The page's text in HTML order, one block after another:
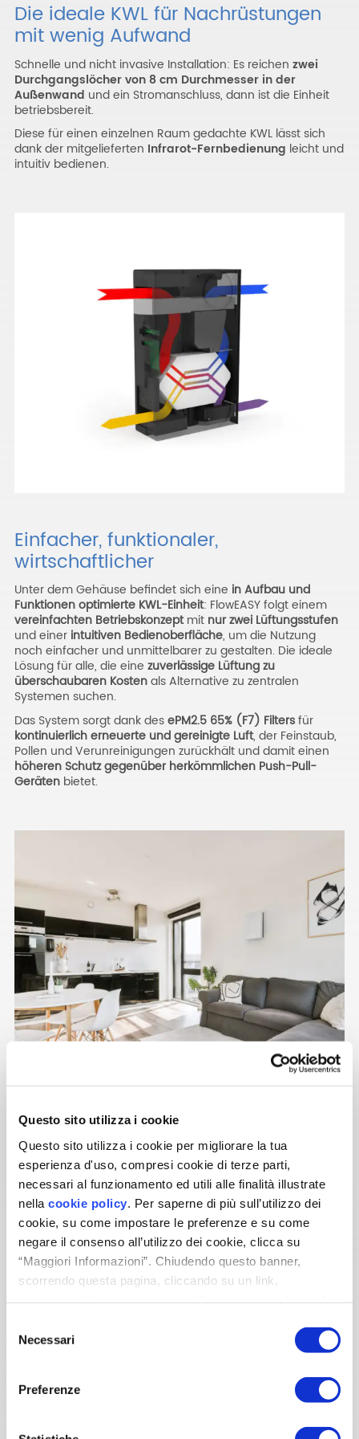
Questo sito utilizza i cookie
Questo sito utilizza i cookie per migliorare la tua
esperienza d'uso, compresi cookie di terze parti,
necessari al funzionamento ed utili alle finalità illustrate
nella cookie policy . Per saperne di più sull’utilizzo dei
cookie, su come impostare le preferenze e su come
negare il consenso all’utilizzo dei cookie, clicca su
“Maggiori Informazioni”. Chiudendo questo banner,
scorrendo questa pagina, cliccando su un link,
delNecessari
Preferenze
Die ideale KWL für Nachrüstungen
mit wenig Aufwand
Schnelle und nicht invasive Installation: Es reichen zwei
Durchgangslöcher von 8 cm Durchmesser in der
Außenwand und ein Stromanschluss, dann ist die Einheit
betriebsbereit.
Diese für einen einzelnen Raum gedachte KWL lässt sich
dank der mitgelieferten Infrarot-Fernbedienung leicht und
intuitiv bedienen.
Einfacher, funktionaler,
wirtschaftlicher
Unter dem Gehäuse befindet sich eine in Aufbau und
Funktionen optimierte KWL-Einheit: FlowEASY folgt einem
vereinfachten Betriebskonzeptmit nur zwei Lüftungsstufen
und einer intuitiven Bedienoberfläche, um die Nutzung
noch einfacher und unmittelbarer zu gestalten. Die ideale
Lösung für alle, die eine zuverlässige Lüftung zu
überschaubaren Kostenals Alternative zu zentralen
Systemen suchen.
Das System sorgt dank desePM2.5 65% (F7) Filtersfür
kontinuierlich erneuerte und gereinigte Luft, der Feinstaub,
Pollen und Verunreinigungen zurückhält und damit einen
höheren Schutz gegenüber herkömmlichen Push-Pull-
Gerätenbietet.
Vertikale Installation, zwei
Wärmetauscher-Varianten
Die FlowEASY-KWL ist inzwei Ausführungenerhältlich: mit
klassischem enthalpischem Wärmetauscher oder mit dem
neuen sensiblen Wärmetauscher, sodass die passende
Lösung entsprechend denklimatischen Anforderungen
gewählt werden kann. FlowEASY überzeugt durch ein
kompaktes und erneuertes Design, dank einerneuen
Abdeckung, die eine harmonische Integration in
, welche die neuen
Geometrien hervorhebt und bei der Version mit sensiblem